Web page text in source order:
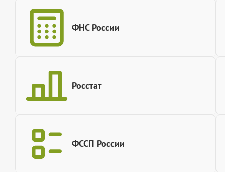
ФНС России
Росстат
ФССП России